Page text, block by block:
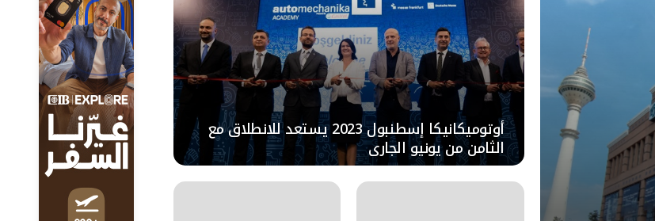
أوتوميكانيكا إسطنبول 2023 يستعد للانطلاق مع
الثامن من يونيو الجاري